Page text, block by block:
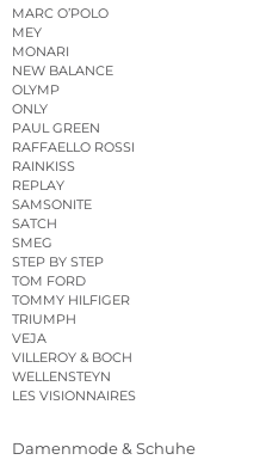
MARC O’POLO
MEY
MONARI
NEW BALANCE
OLYMP
ONLY
PAUL GREEN
RAFFAELLO ROSSI
RAINKISS
REPLAY
SAMSONITE
SATCH
SMEG
STEP BY STEP
TOM FORD
TOMMY HILFIGER
TRIUMPH
VEJA
VILLEROY & BOCH
WELLENSTEYN
LES VISIONNAIRES
Damenmode & Schuhe